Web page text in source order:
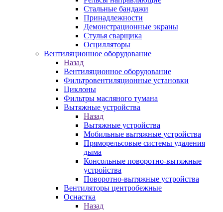
Стальные бандажи
Принадлежности
Демонстрационные экраны
Стулья сварщика
Осцилляторы
Вентиляционное оборудование
Назад
Вентиляционное оборудование
Фильтровентиляционные установки
Циклоны
Фильтры масляного тумана
Вытяжные устройства
Назад
Вытяжные устройства
Мобильные вытяжные устройства
Пряморельсовые системы удаления
дыма
Консольные поворотно-вытяжные
устройства
Поворотно-вытяжные устройства
Вентиляторы центробежные
Оснастка
Назад